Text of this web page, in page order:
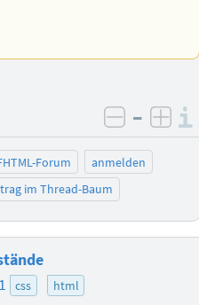
negativ
–
Forum
anmelden
im Thread-Baum
css html